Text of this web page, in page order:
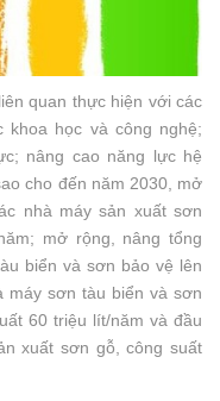
quan thực hiện với các
khoa học và công nghệ;
nâng cao năng lực hệ
cho đến năm 2030, mở
nhà máy sản xuất sơn
mở rộng, nâng tổng
biển và sơn bảo vệ lên
máy sơn tàu biển và sơn
60 triệu lít/năm và đầu
xuất sơn gỗ, công suất